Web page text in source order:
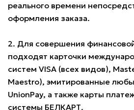
реального времени
оформления заказа.
2. Для совершения
подходят карточки
систем VISA (всех видов),
Maestro), эмитированные
UnionPay, а также карты
системы БЕЛКАРТ.